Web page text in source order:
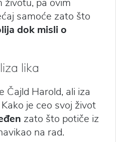
životu, pa ovim
samoće zato što
dok misli o
lika
Čajld Harold, ali iza
je ceo svoj život
zato što potiče iz
na rad.